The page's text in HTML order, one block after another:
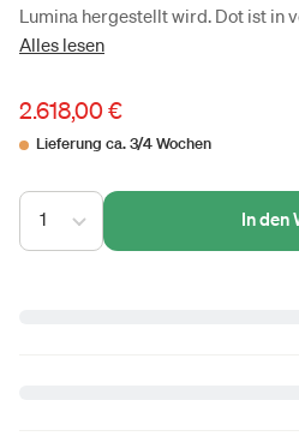
Lumina hergestellt wird. Dot ist in
Alles lesen
2.618,00 €
Lieferung ca. 3/4 Wochen
1 In den